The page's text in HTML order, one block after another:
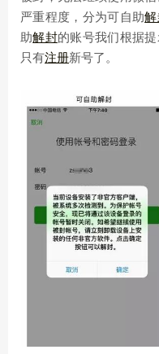
严重程度，分为可自助
助解封的账号我们根据
只有注册新号了。